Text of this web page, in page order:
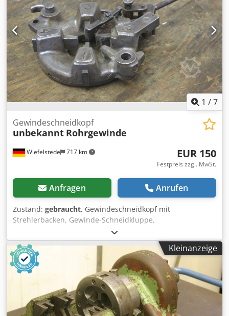
1 /7
Wiefelstede 717 km
Gewindeschneidkopf
unbekannt Rohrgewinde
EUR 150
Festpreis zzgl. MwSt.
Anfragen Anrufen
Zustand: gebraucht, Gewindeschneidkopf mit
Strehlerbacken, Gewinde-Schneidkluppe,
Gewindeschneidmaschine, Rohrgewinde-Schneider,
Schneidkopf -Gewindeschneidkopf: Rohrgewinde -Maße:
siehe Bilder -Preis: pro Stück -Anzahl: 4 Stück Cedpfxefwx
U Ss Am Rorf -Abmessungen: 340/250/H60 mm -Gewicht: 6
kg/Stück
Kleinanzeige